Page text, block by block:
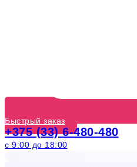
Быстрый заказ
+375 (33) 6-480-480
с 9:00 до 18:00